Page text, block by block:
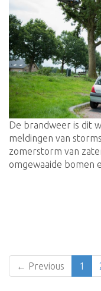
De brandweer is dit
meldingen van
zomerstorm van
omgewaaide bomen
← Previous 1